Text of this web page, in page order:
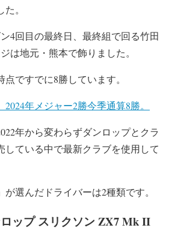
。
4回目の最終日、最終組で回る竹田
は地元・熊本で飾りました。
点ですでに8勝しています。
年メジャー2勝今季通算8勝。
年から変わらずダンロップとクラ
している中で最新クラブを使用して
選んだドライバーは2種類です。
ップ スリクソン ZX7 Mk II